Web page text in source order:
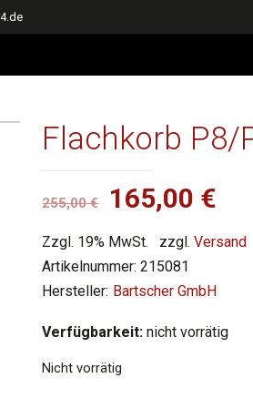
Flachkorb P8/
255,00€
war:
255,00 €
165,00 €
ist:
Zzgl. 19% MwSt. zzgl.Versand
Artikelnummer:215081
Bartscher GmbH
Verfügbarkeit: nicht vorrätig
Nicht vorrätig